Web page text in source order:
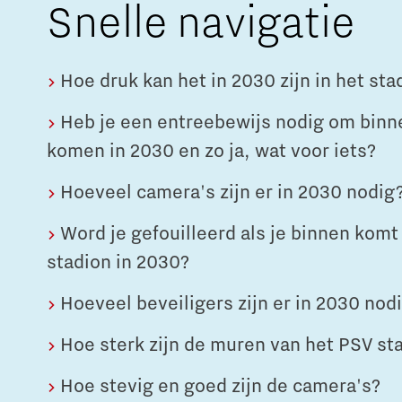
Studeren en ontwikkelen in
Brainport
Studeren in Brainport Eindhoven
Online game maakt je wegwijs in de
Brainportregio
Netcongestie in Brainport
Batterij-technologie en toepassingen
Waterstoftransitie voor schone energie
CO2 neutrale en circulaire industrie
Opschalen van bestaande energie-innovaties en
Additive Manufacturing
3D printen geoptimaliseerde productie
Talent Hub voor Werkgevers
Digitalisering
1-op-1 adviesgesprek met een datacoach
Cybersecurity
Cyber Weerbaarheidscentum Brainport
Brainport Development voor
Ondernemers
Een innovatief bedrijf starten
Talent voor Semicon
Sociale Brainport Monitor
Hulp bij belastingaangifte
Eindhoven
A. Onderscheidend voorzieningenaanbod
Werken bij Brainport Development
Stichting Brainport
Raad van Commissarissen
Jaarplannen en jaarverslagen
Snelle navigatie
Hoe druk kan het in 2030 zijn in het
Heb je een entreebewijs nodig om
komen in 2030 en zo ja, wat voor iets?
Hoeveel camera's zijn er in 2030
Word je gefouilleerd als je binnen
stadion in 2030?
Hoeveel beveiligers zijn er in 2030
Hoe sterk zijn de muren van het PSV
Hoe stevig en goed zijn de camera's?